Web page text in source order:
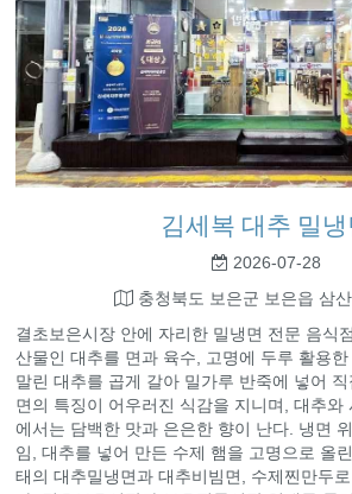
김세복 대추 밀냉
2026-07-28
충청북도 보은군 보은읍 삼
결초보은시장 안에 자리한 밀냉면 전문 음식
산물인 대추를 면과 육수, 고명에 두루 활용한
말린 대추를 곱게 갈아 밀가루 반죽에 넣어
면의 특징이 어우러진 식감을 지니며, 대추와
에서는 담백한 맛과 은은한 향이 난다. 냉면
임, 대추를 넣어 만든 수제 햄을 고명으로 올
태의 대추밀냉면과 대추비빔면, 수제찐만두